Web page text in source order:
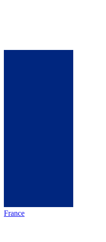
France